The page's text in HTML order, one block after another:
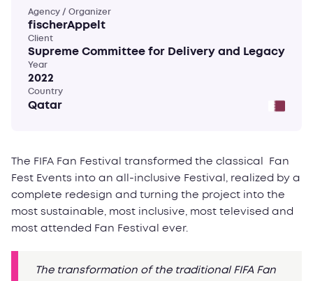
Agency / Organizer
fischerAppelt
Client
Supreme Committee for Delivery and Legacy
Year
2022
Country
Qatar
The FIFA Fan Festival transformed the classical Fan
Fest Events into an all-inclusive Festival, realized by a
complete redesign and turning the project into the
most sustainable, most inclusive, most televised and
most attended Fan Festival ever.
The transformation of the traditional FIFA Fan